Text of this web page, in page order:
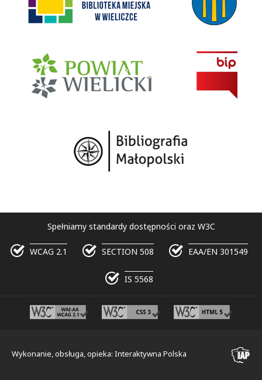
Spełniamy standardy dostępności oraz W3C
WCAG 2.1 SECTION 508 EAA/EN 301549
IS 5568
Wykonanie, obsługa, opieka: Interaktywna Polska